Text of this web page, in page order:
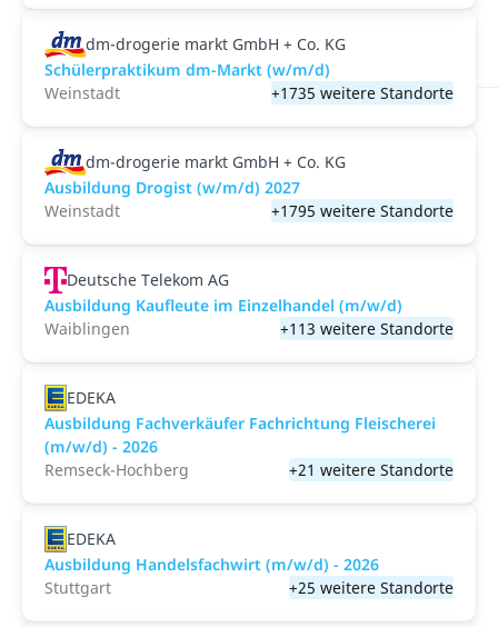
dm-drogerie markt GmbH + Co. KG
Schülerpraktikum dm-Markt (w/m/d)
Weinstadt
+1735 weitere Standorte
dm-drogerie markt GmbH + Co. KG
Ausbildung Drogist (w/m/d) 2027
Weinstadt
+1795 weitere Standorte
Deutsche Telekom AG
Ausbildung Kaufleute im Einzelhandel (m/w/d)
Waiblingen
+113 weitere Standorte
EDEKA
Ausbildung Fachverkäufer Fachrichtung Fleischerei
(m/w/d) - 2026
Remseck-Hochberg
+21 weitere Standorte
EDEKA
Ausbildung Handelsfachwirt (m/w/d) - 2026
Stuttgart
+25 weitere Standorte